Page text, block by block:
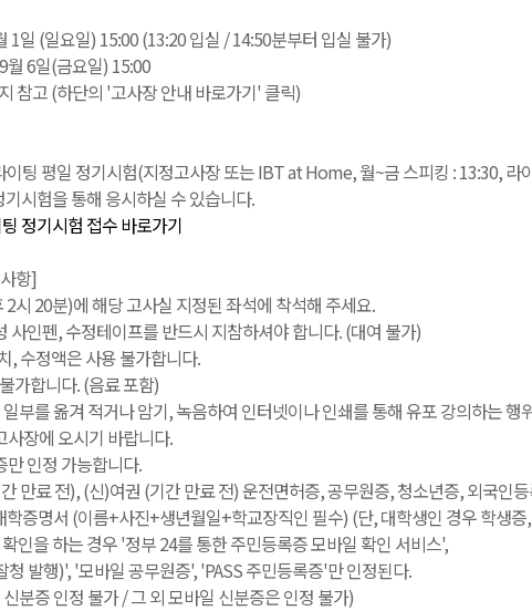
1일 (일요일) 15:00 (13:20 입실 / 14:50분부터 입실 불가)
6일(금요일) 15:00
참고 (하단의 '고사장 안내 바로가기' 클릭)
팅 평일 정기시험(지정고사장 또는 IBT at Home, 월~금 스피킹 : 13:30, 라
시험을 통해 응시하실 수 있습니다.
정기시험 접수 바로가기
항]
시 20분)에 해당 고사실 지정된 좌석에 착석해 주세요.
사인펜, 수정테이프를 반드시 지참하셔야 합니다. (대여 불가)
, 수정액은 사용 불가합니다.
가합니다. (음료 포함)
부를 옮겨 적거나 암기, 녹음하여 인터넷이나 인쇄를 통해 유포 강의하는 행
장에 오시기 바랍니다.
만 인정 가능합니다.
만료 전), (신)여권 (기간 만료 전) 운전면허증, 공무원증, 청소년증, 외국인
학증명서 (이름+사진+생년월일+학교장직인 필수) (단, 대학생인 경우 학생
인을 하는 경우 '정부 24를 통한 주민등록증 모바일 확인 서비스',
발행)', '모바일 공무원증', 'PASS 주민등록증'만 인정된다.
분증 인정 불가 / 그 외 모바일 신분증은 인정 불가)